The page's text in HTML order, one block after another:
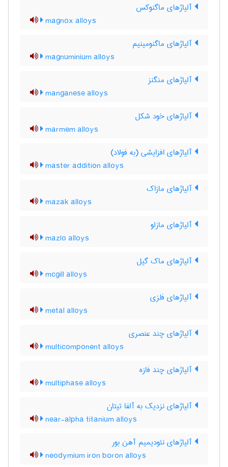
آلیاژهای ماگنوکس
magnox alloys
آلیاژهای ماگنومینیم
magnuminium alloys
آلیاژهای منگنز
manganese alloys
آلیاژهای خود شکل
marmem alloys
آلیاژهای افزایشی (به فولاد)
master addition alloys
آلیاژهای مازاک
mazak alloys
آلیاژهای مازلو
mazlo alloys
آلیاژهای ماک گیل
mcgill alloys
آلیاژهای فلزی
metal alloys
آلیاژهای چند عنصری
multicomponent alloys
آلیاژهای چند فازه
multiphase alloys
آلیاژهای نزدیک به آلفا تیتان
near-alpha titanium alloys
آلیاژهای نئودیمیم آهن بور
neodymium iron boron alloys